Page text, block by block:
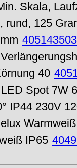
Skala,
rund, 125
40
LED Spot 7W
IP44 230V
Warmweiß
IP65